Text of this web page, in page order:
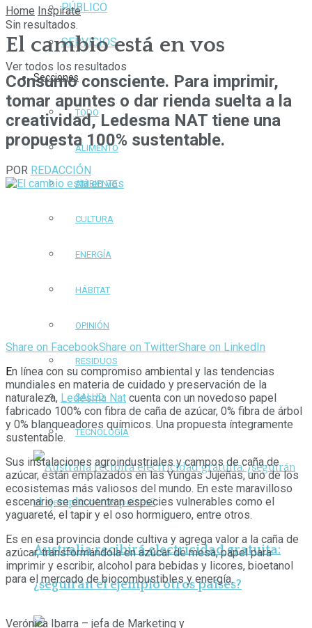
PÚBLICO
SERVICIOS
Secciones
TODO
ALIMENTO
AMBIENTE
CULTURA
ENERGÍA
HÁBITAT
OPINIÓN
RESIDUOS
SALUD
TECNOLOGÍA
Australia recibirá electricidad gratuita:
¿seguirán el ejemplo otros países?
Sin resultados.
Ver todos los resultados
Home Inspirate
El cambio está en vos
Consumo consciente. Para imprimir,
tomar apuntes o dar rienda suelta a la
creatividad, Ledesma NAT tiene una
propuesta 100% sustentable.
POR REDACCIÓN
Share on FacebookShare on TwitterShare on LinkedIn
En línea con su compromiso ambiental y las tendencias
mundiales en materia de cuidado y preservación de la
naturaleza, Ledesma Nat cuenta con un novedoso papel
fabricado 100% con fibra de caña de azúcar, 0% fibra de árbol
y 0% blanqueadores químicos. Una propuesta íntegramente
sustentable.
Sus instalaciones agroindustriales y campos de caña de
azúcar, están emplazados en las Yungas Jujeñas, uno de los
ecosistemas más valiosos del mundo. En este maravilloso
escenario se encuentran especies vulnerables como el
yaguareté, el tapir y el oso hormiguero, entre otros.
Es en esa provincia donde cultiva y agrega valor a la caña de
azúcar, transformándola en azúcar de mesa, papel para
imprimir y escribir, alcohol para bebidas y licores, bioetanol
para el mercado de biocombustibles y energía.
Verónica Ibarra – jefa de Marketing y